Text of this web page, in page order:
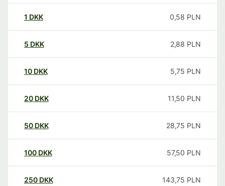
1 DKK 0,58 PLN
5 DKK 2,88 PLN
10 DKK 5,75 PLN
20 DKK 11,50 PLN
50 DKK 28,75 PLN
100 DKK 57,50 PLN
250 DKK 143,75 PLN